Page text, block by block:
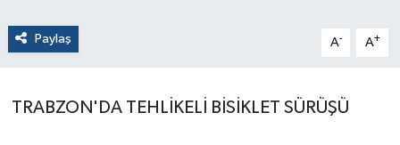
Paylaş A- A+
TRABZON'DA TEHLİKELİ BİSİKLET SÜRÜŞÜ